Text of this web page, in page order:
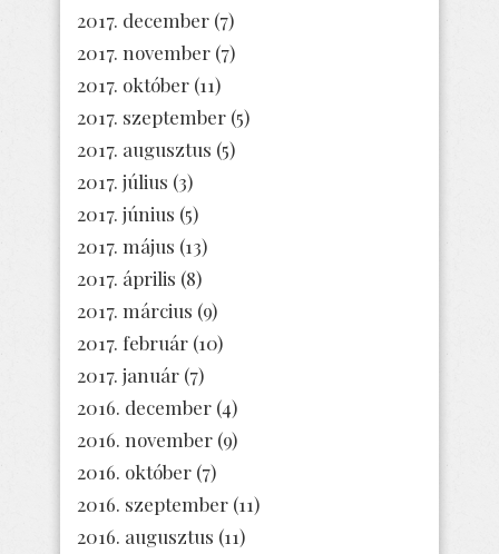
2017. december (7)
2017. november (7)
2017. október (11)
2017. szeptember (5)
2017. augusztus (5)
2017. július (3)
2017. június (5)
2017. május (13)
2017. április (8)
2017. március (9)
2017. február (10)
2017. január (7)
2016. december (4)
2016. november (9)
2016. október (7)
2016. szeptember (11)
2016. augusztus (11)